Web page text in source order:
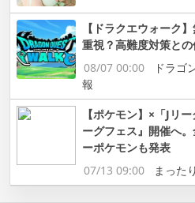
【ドラクエウォーク
重視？高難度対策と
08/07 00:00
ドラゴ
報
【ポケモン】×「Jリ
ーグフェス』開催へ
ーポケモンも発表
07/13 09:00
まった